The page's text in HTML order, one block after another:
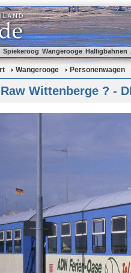
Spiekeroog Wangerooge Halligbahnen
Wangerooge Personenwagen
Raw Wittenberge ? -